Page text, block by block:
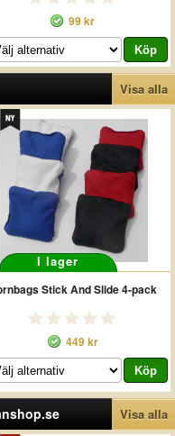
99 kr
Visa alla
I lager
Stick And Slide 4-pack
449 kr
Visa alla